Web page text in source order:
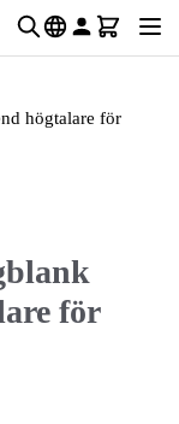
högtalare för
för